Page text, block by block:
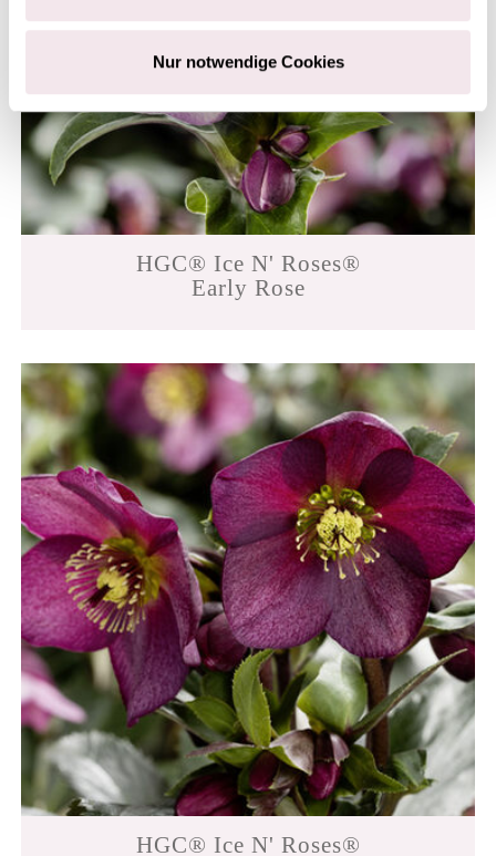
Nur notwendige Cookies
HGC® Ice N' Roses®
Early Rose
HGC® Ice N' Roses®